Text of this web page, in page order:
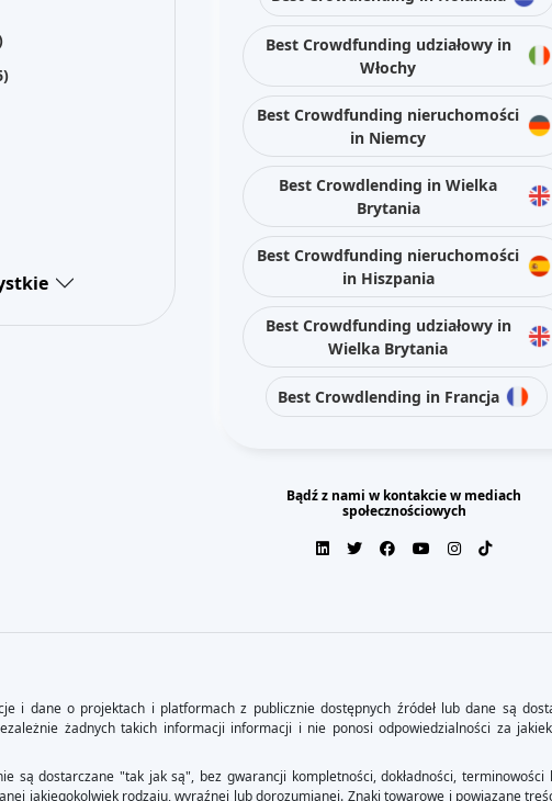
Best Crowdfunding udziałowy in
Włochy
Best Crowdfunding nieruchomości
in Niemcy
Best Crowdlending in Wielka
Brytania
Best Crowdfunding nieruchomości
in Hiszpania
Best Crowdfunding udziałowy in
Wielka Brytania
Best Crowdlending in Francja
Bądź z nami w kontakcie w mediach
społecznościowych
i dane o projektach i platformach z publicznie dostępnych źródeł lub dane są
żadnych takich informacji informacji i nie ponosi odpowiedzialności za
są dostarczane "tak jak są", bez gwarancji kompletności, dokładności,
jakiegokolwiek rodzaju, wyraźnej lub dorozumianej. Znaki towarowe i powiązane